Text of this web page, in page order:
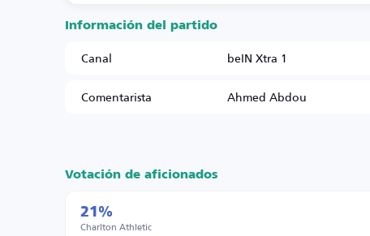
Información del partido
Canal
beIN Xtra 1
Comentarista
Ahmed Abdou
Votación de aficionados
21%
Charlton Athletic